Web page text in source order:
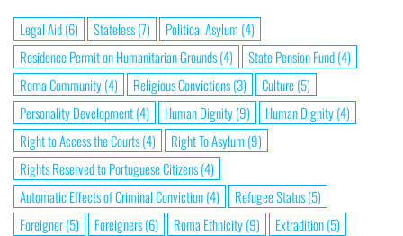
Legal Aid(6) Stateless(7) Political Asylum (4)
Residence Permit on Humanitarian Grounds(4) State Pension Fund(4)
Roma Community(4) Religious Convictions(3) Culture(5)
Personality Development(4) Human Dignity(9) Human Dignity(4)
Right to Access the Courts(4) Right To Asylum (9)
Rights Reserved to Portuguese Citizens(4)
Automatic Effects of Criminal Conviction(4) Refugee Status(5)
Foreigner(5) Foreigners(6) Roma Ethnicity(9) Extradition(5)